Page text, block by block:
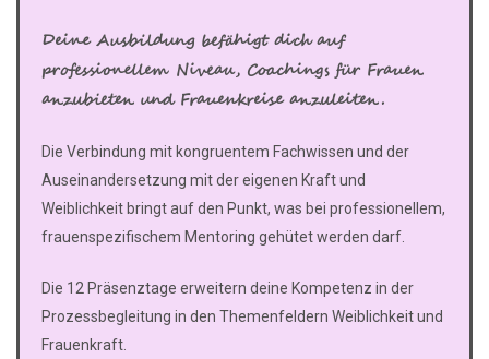
Deine Ausbildung befähigt dich auf
professionellem Niveau, Coachings für Frauen
anzubieten und Frauenkreise anzuleiten.
Die Verbindung mit kongruentem Fachwissen und der
Auseinandersetzung mit der eigenen Kraft und
Weiblichkeit bringt auf den Punkt, was bei professionellem,
frauenspezifischem Mentoring gehütet werden darf.
Die 12 Präsenztage erweitern deine Kompetenz in der
Prozessbegleitung in den Themenfeldern Weiblichkeit und
Frauenkraft.